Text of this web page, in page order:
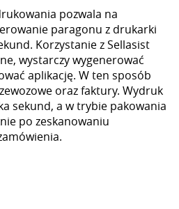
pozwala na
paragonu z drukarki
Korzystanie z Sellasist
wystarczy wygenerować
aplikację. W ten sposób
oraz faktury. Wydruk
sekund, a w trybie pakowania
po zeskanowaniu